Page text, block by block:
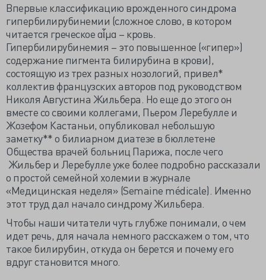
Впервые классификацию врожденного синдрома
гипербилирубинемии (сложное слово, в котором
читается греческое αἷμα – кровь.
Гипербилирубинемия – это повышенное («гипер»)
содержание пигмента билирубина в крови),
состоящую из трех разных нозологий, привел*
коллектив французских авторов под руководством
Николя Августина Жильбера. Но еще до этого он
вместе со своими коллегами, Пьером Леребулле и
Жозефом Кастаньи, опубликовал небольшую
заметку** о билиарном диатезе в бюллетене
Общества врачей больниц Парижа, после чего
Жильбер и Леребулле уже более подробно рассказали
о простой семейной холемии в журнале
«Медицинская неделя» (Semaine médicale). Именно
этот труд дал начало синдрому Жильбера.
Чтобы наши читатели чуть глубже понимали, о чем
идет речь, для начала немного расскажем о том, что
такое билирубин, откуда он берется и почему его
вдруг становится много.